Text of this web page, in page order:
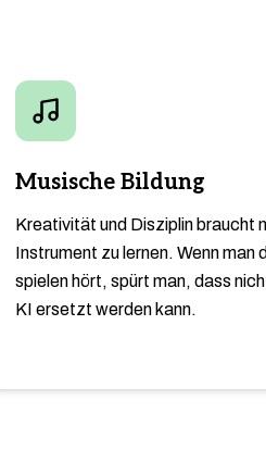
Musische Bildung
Kreativität und Disziplin braucht
Instrument zu lernen. Wenn man
spielen hört, spürt man, dass
KI ersetzt werden kann.